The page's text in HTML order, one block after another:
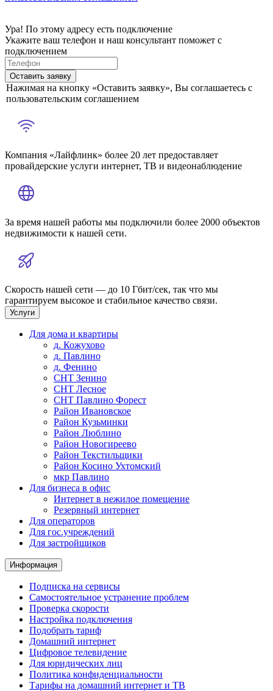
Ура! По этому адресу есть подключение
Укажите ваш телефон и наш консультант поможет с
подключением
Оставить заявку
Нажимая на кнопку «Оставить заявку», Вы соглашаетесь с
пользовательским соглашением
Компания «Лайфлинк» более 20 лет предоставляет
провайдерские услуги интернет, ТВ и видеонаблюдение
За время нашей работы мы подключили более 2000 объектов
недвижимости к нашей сети.
Скорость нашей сети — до 10 Гбит/сек, так что мы
гарантируем высокое и стабильное качество связи.
Услуги
Для дома и квартиры
д. Кожухово
д. Павлино
д. Фенино
СНТ Зенино
СНТ Лесное
СНТ Павлино Форест
Район Ивановское
Район Кузьминки
Район Люблино
Район Новогиреево
Район Текстильщики
Район Косино Ухтомский
мкр Павлино
Для бизнеса в офис
Интернет в нежилое помещение
Резервный интернет
Для операторов
Для гос.учреждений
Для застройщиков
Информация
Подписка на сервисы
Самостоятельное устранение проблем
Проверка скорости
Настройка подключения
Подобрать тариф
Домашний интернет
Цифровое телевидение
Для юридических лиц
Политика конфиденциальности
Тарифы на домашний интернет и ТВ